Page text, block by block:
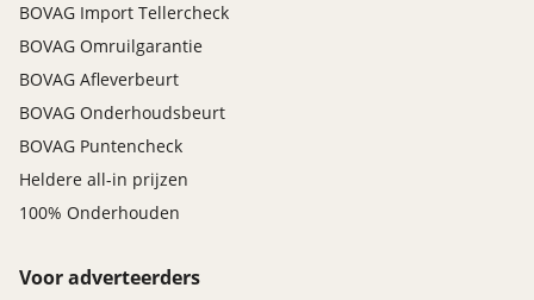
BOVAG Import Tellercheck
BOVAG Omruilgarantie
BOVAG Afleverbeurt
BOVAG Onderhoudsbeurt
BOVAG Puntencheck
Heldere all-in prijzen
100% Onderhouden
Voor adverteerders